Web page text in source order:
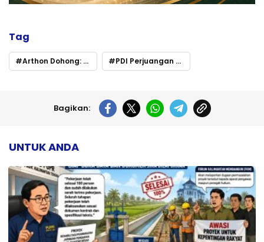
Tag
Arthon Dohong: “Keberagaman Adalah Kekuatan” PDI Perjuangan Kalteng Gelar Upacara Hari Lahir Pancasila
Bagikan:
UNTUK ANDA